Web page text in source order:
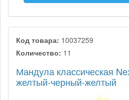
Код товара: 10037259
Количество: 11
Мандула классическая
желтый-черный-желтый